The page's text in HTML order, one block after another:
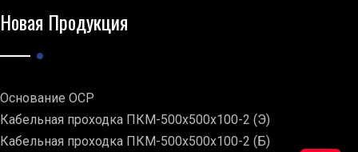
Новая Продукция
Основание ОСР
Кабельная проходка ПКМ-500х500х100-2 (Э)
Кабельная проходка ПКМ-500х500х100-2 (Б)